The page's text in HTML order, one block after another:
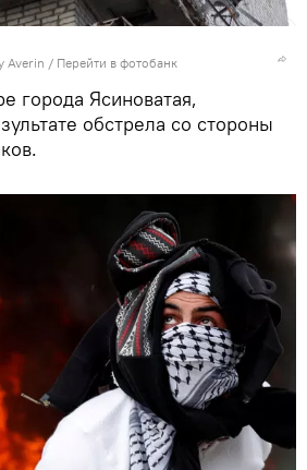
Averin / Перейти в фотобанк
города Ясиноватая,
обстрела со стороны